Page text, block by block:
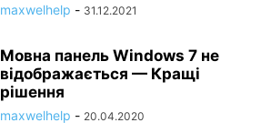
maxwelhelp - 31.12.2021
Мовна панель Windows 7 не
відображається — Кращі
рішення
maxwelhelp - 20.04.2020